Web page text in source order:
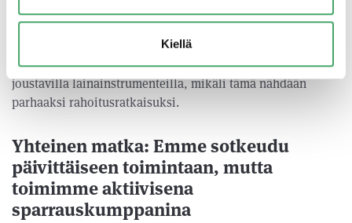
Kiellä
kumppani, jonka kanssa isoista asioista päätetään yhdessä
ja joka toimii samalla tavalla, omistimme sitten yhtiöstä 49
% tai 51 %. Pystymme rahoittamaan kasvua myös
joustavilla lainainstrumenteilla, mikäli tämä nähdään
parhaaksi rahoitusratkaisuksi.
Yhteinen matka: Emme sotkeudu
päivittäiseen toimintaan, mutta
toimimme aktiivisena
sparrauskumppanina